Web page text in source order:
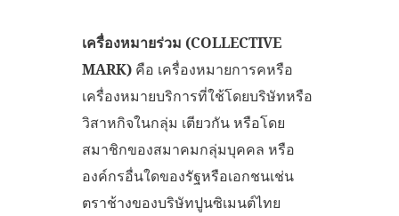
เครื่องหมายร่วม (COLLECTIVE
MARK) คือ เครื่องหมายการคหรือ
เครื่องหมายบริการที่ใช้โดยบริษัทหรือ
วิสาหกิจในกลุ่ม เตียวกัน หรือโดย
สมาชิกของสมาคมกลุ่มบุคคล หรือ
องค์กรอื่นใดของรัฐหรือเอกชนเช่น
ตราช้างของบริษัทปูนซิเมนต์ไทย